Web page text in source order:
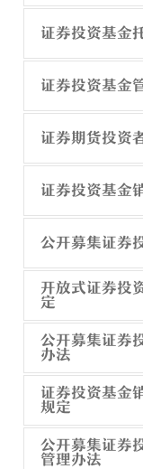
证券投资基金
证券投资基金
证券期货投资
证券投资基金
公开募集证券
开放式证券投
定
公开募集证券
办法
证券投资基金
规定
公开募集证券
管理办法